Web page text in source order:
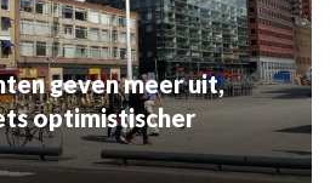
geven meer uit,
optimistischer